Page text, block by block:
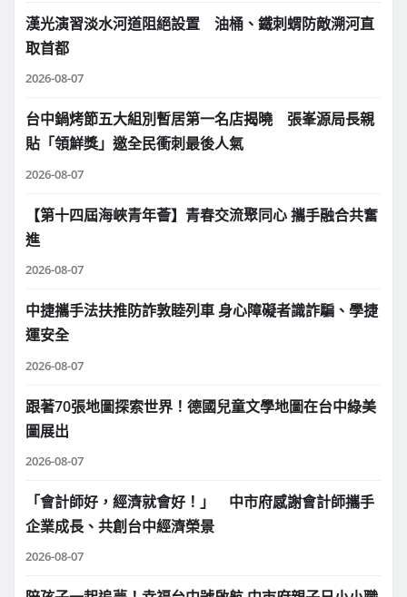
漢光演習淡水河道阻絕設置 油桶、鐵刺蝟防敵溯河直
取首都
2026-08-07
台中鍋烤節五大組別暫居第一名店揭曉 張峯源局長親
貼「領鮮獎」邀全民衝刺最後人氣
2026-08-07
【第十四屆海峽青年薈】青春交流聚同心 攜手融合共奮
進
2026-08-07
中捷攜手法扶推防詐敦睦列車 身心障礙者識詐騙、學捷
運安全
2026-08-07
跟著70張地圖探索世界！德國兒童文學地圖在台中綠美
圖展出
2026-08-07
「會計師好，經濟就會好！」 中市府感謝會計師攜手
企業成長、共創台中經濟榮景
2026-08-07